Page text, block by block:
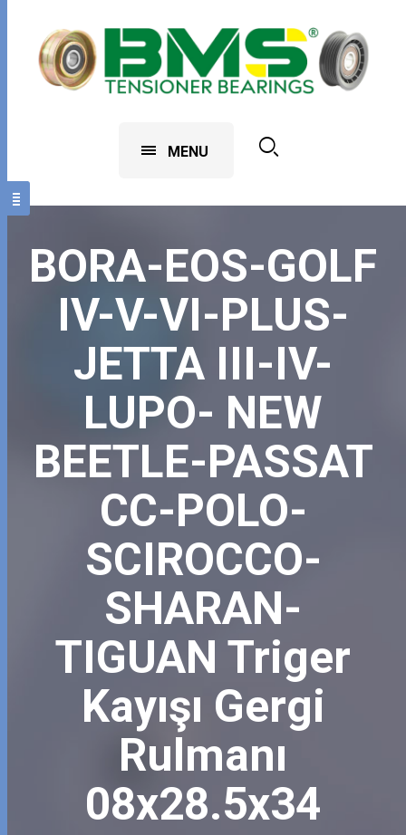
MENU
BORA-EOS-GOLF
IV-V-VI-PLUS-
JETTA III-IV-
LUPO- NEW
BEETLE-PASSAT
CC-POLO-
SCIROCCO-
SHARAN-
TIGUAN Triger
Kayışı Gergi
Rulmanı
08x28.5x34